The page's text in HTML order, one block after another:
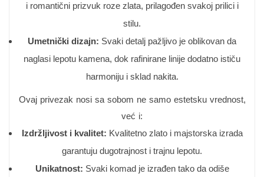
i romantični prizvuk roze zlata, prilagođen svakoj prilici i
stilu.
Umetnički dizajn: Svaki detalj pažljivo je oblikovan da
naglasi lepotu kamena, dok rafinirane linije dodatno ističu
harmoniju i sklad nakita.
Ovaj privezak nosi sa sobom ne samo estetsku vrednost,
već i:
Izdržljivost i kvalitet: Kvalitetno zlato i majstorska izrada
garantuju dugotrajnost i trajnu lepotu.
Unikatnost: Svaki komad je izrađen tako da odiše